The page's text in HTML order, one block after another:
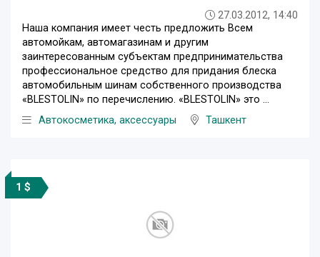
27.03.2012, 14:40
Наша компания имеет честь предложить Всем
автомойкам, автомагазинам и другим
заинтересованным субъектам предпринимательства
профессиональное средство для придания блеска
автомобильным шинам собственного производства
«BLESTOLIN» по перечислению. «BLESTOLIN» это ...
Автокосметика, аксессуары
Ташкент
1 $